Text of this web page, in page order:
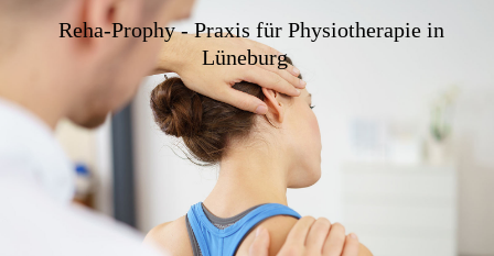
Reha-Prophy - Praxis für Physiotherapie in
Lüneburg